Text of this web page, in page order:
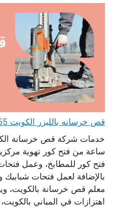
قص خرسانه بالليزر الكويت 65932555 فتح كور تكييف
ساعة من فتح كور تهوية
فتح كور للمطابخ، وعمل
بالإضافة لعمل فتحات
معلم قص خرسانة بالكويت،
اهتزازات في المباني